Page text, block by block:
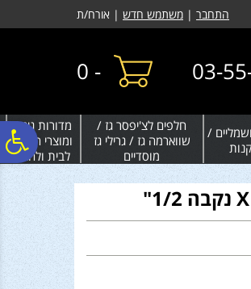
נגישות
אתר
המרכזיהתחבר | משתמש חדש | אורח/ת
03-
-
0
/
חלפים לצ'יפסר גז /
שווארמה גז / גרילי גז
מוסדיים
מדורות גינה
ומוצרי חימום
לבית ולחצר